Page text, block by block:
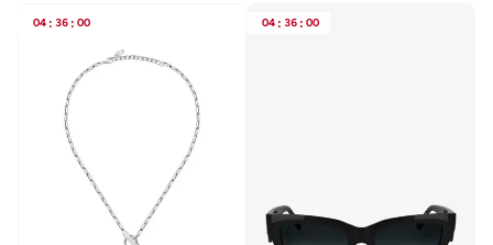
04 : 36 : 00 04 : 36 : 00